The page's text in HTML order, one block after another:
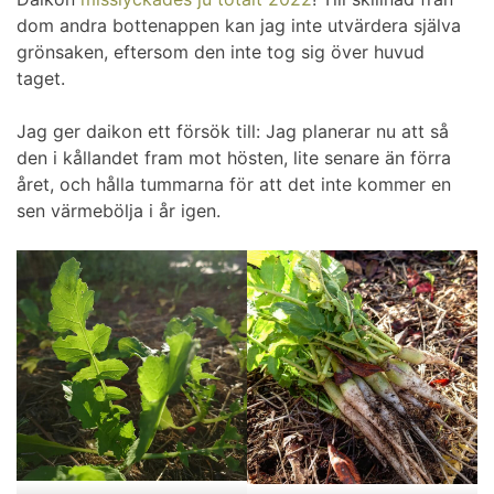
dom andra bottenappen kan jag inte utvärdera själva
grönsaken, eftersom den inte tog sig över huvud
taget.
Jag ger daikon ett försök till: Jag planerar nu att så
den i kållandet fram mot hösten, lite senare än förra
året, och hålla tummarna för att det inte kommer en
sen värmebölja i år igen.